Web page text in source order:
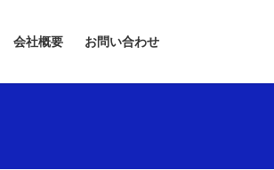
会社概要 お問い合わせ